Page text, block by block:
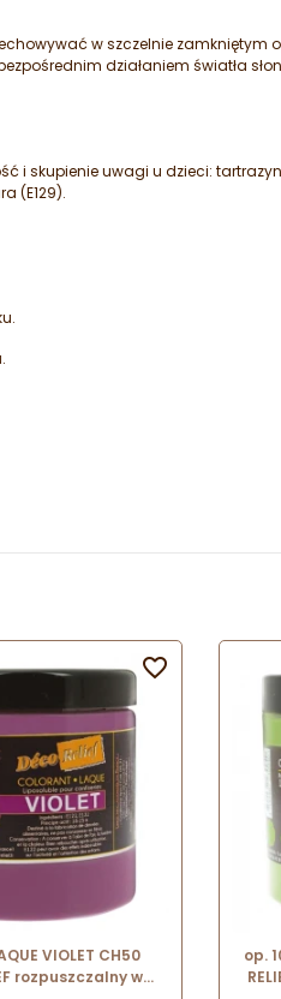
w szczelnie
działaniem światła
skupienie uwagi u dzieci:
(E129).
VIOLET CH50
rozpuszczalny w

op.